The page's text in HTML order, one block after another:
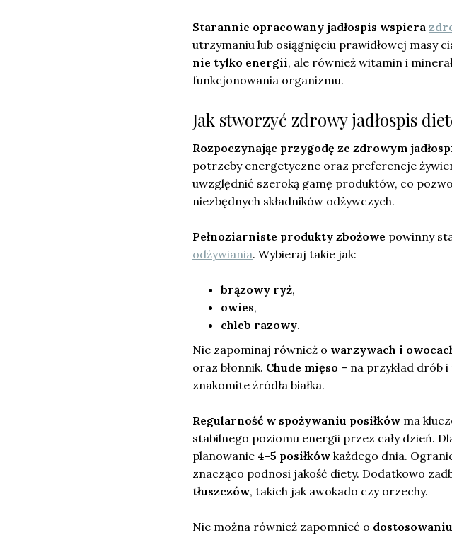
Starannie opracowany jadłospis wspiera
utrzymaniu lub osiągnięciu prawidłowej masy
nie tylko energii, ale również witamin i
funkcjonowania organizmu.
Jak stworzyć zdrowy jadłospis
Rozpoczynając przygodę ze zdrowym
potrzeby energetyczne oraz preferencje
uwzględnić szeroką gamę produktów, co
niezbędnych składników odżywczych.
Pełnoziarniste produkty zbożowe powinny
odżywiania. Wybieraj takie jak:
brązowy ryż,
owies,
chleb razowy.
Nie zapominaj również o warzywach i
oraz błonnik. Chude mięso – na przykład drób
znakomite źródła białka.
Regularność w spożywaniu posiłków ma
stabilnego poziomu energii przez cały dzień.
planowanie 4-5 posiłków każdego dnia.
znacząco podnosi jakość diety. Dodatkowo
tłuszczów, takich jak awokado czy orzechy.
Nie można również zapomnieć o